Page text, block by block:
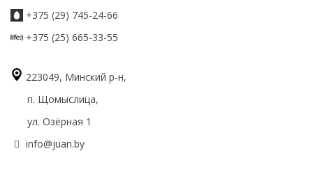
+375 (29) 745-24-66
+375 (25) 665-33-55
223049, Минский р-н,
п. Щомыслица,
ул. Озёрная 1
info@juan.by